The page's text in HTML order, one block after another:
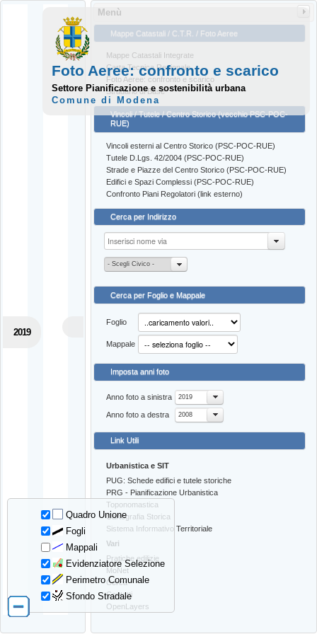
2019
Menù
Mappe Catastali / C.T.R. / Foto Aeree
Mappe Catastali Integrate
Carta Tecnica Regionale
Foto Aeree: confronto e scarico
Stradario di Base
Vincoli / Tutele / Centro Storico (vecchio PSC-POC-
RUE)
Vincoli esterni al Centro Storico (PSC-POC-RUE)
Tutele D.Lgs. 42/2004 (PSC-POC-RUE)
Strade e Piazze del Centro Storico (PSC-POC-RUE)
Edifici e Spazi Complessi (PSC-POC-RUE)
Confronto Piani Regolatori (link esterno)
Cerca per Indirizzo
- Scegli Civico -
Cerca per Foglio e Mappale
Foglio
Mappale
Imposta anni foto
Anno foto a sinistra 2019
Anno foto a destra 2008
Link Utili
Urbanistica e SIT
PUG: Schede edifici e tutele storiche
PRG - Pianificazione Urbanistica
Toponomastica
Cartografia Storica
Sistema Informativo Territoriale
Vari
Pratiche edilizie
MoNet
Cerca
Contatti
OpenLayers
Quadro Unione
Fogli
Mappali
Evidenziatore Selezione
Perimetro Comunale
Sfondo Stradale
Foto Aeree: confronto e scarico
Settore Pianificazione e sostenibilità urbana
Comune di Modena